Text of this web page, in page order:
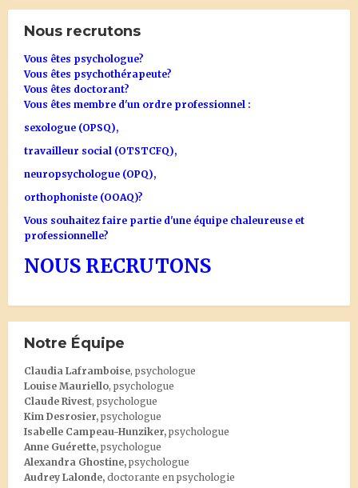
Nous recrutons
Vous êtes psychologue?
Vous êtes psychothérapeute?
Vous êtes doctorant?
Vous êtes membre d'un ordre professionnel :
sexologue (OPSQ),
travailleur social (OTSTCFQ),
neuropsychologue (OPQ),
orthophoniste (OOAQ)?
Vous souhaitez faire partie d'une équipe chaleureuse et
professionnelle?
NOUS RECRUTONS
Notre Équipe
Claudia Laframboise, psychologue
Louise Mauriello, psychologue
Claude Rivest, psychologue
Kim Desrosier, psychologue
Isabelle Campeau-Hunziker, psychologue
Anne Guérette, psychologue
Alexandra Ghostine, psychologue
Audrey Lalonde, doctorante en psychologie